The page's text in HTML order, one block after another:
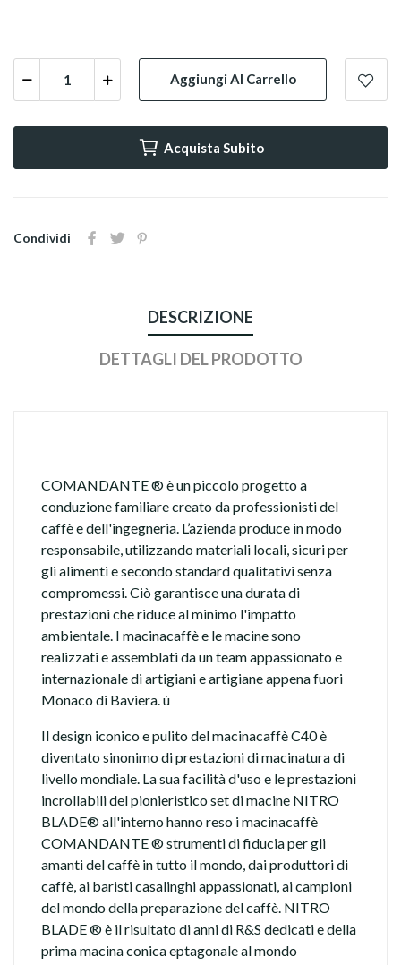
Grani
Aggiungi Al Carrello
Acquista Subito
Condividi
DESCRIZIONE
DETTAGLI DEL PRODOTTO
COMANDANTE ® è un piccolo progetto a
conduzione familiare creato da professionisti del
caffè e dell'ingegneria. L’azienda produce in modo
responsabile, utilizzando materiali locali, sicuri per
gli alimenti e secondo standard qualitativi senza
compromessi. Ciò garantisce una durata di
prestazioni che riduce al minimo l'impatto
ambientale. I macinacaffè e le macine sono
realizzati e assemblati da un team appassionato e
internazionale di artigiani e artigiane appena fuori
Monaco di Baviera. ù
Il design iconico e pulito del macinacaffè C40 è
diventato sinonimo di prestazioni di macinatura di
livello mondiale. La sua facilità d'uso e le prestazioni
incrollabili del pionieristico set di macine NITRO
BLADE® all'interno hanno reso i macinacaffè
COMANDANTE ® strumenti di fiducia per gli
amanti del caffè in tutto il mondo, dai produttori di
caffè, ai baristi casalinghi appassionati, ai campioni
del mondo della preparazione del caffè. NITRO
BLADE ® è il risultato di anni di R&S dedicati e della
prima macina conica eptagonale al mondo